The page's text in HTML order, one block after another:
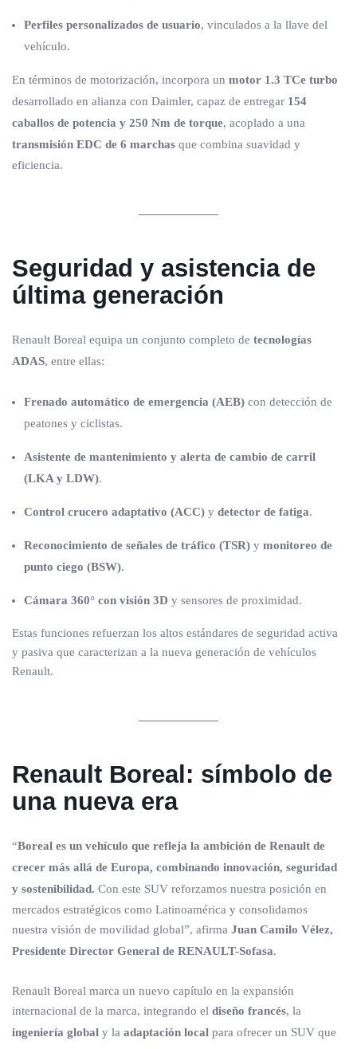
Perfiles personalizados de usuario, vinculados a la llave del
vehículo.
En términos de motorización, incorpora un motor 1.3 TCe turbo
desarrollado en alianza con Daimler, capaz de entregar 154
caballos de potencia y 250 Nm de torque, acoplado a una
transmisión EDC de 6 marchas que combina suavidad y
eficiencia.
Seguridad y asistencia de
última generación
Renault Boreal equipa un conjunto completo de tecnologías
ADAS, entre ellas:
Frenado automático de emergencia (AEB) con detección de
peatones y ciclistas.
Asistente de mantenimiento y alerta de cambio de carril
(LKA y LDW).
Control crucero adaptativo (ACC) y detector de fatiga.
Reconocimiento de señales de tráfico (TSR) y monitoreo de
punto ciego (BSW).
Cámara 360° con visión 3D y sensores de proximidad.
Estas funciones refuerzan los altos estándares de seguridad activa
y pasiva que caracterizan a la nueva generación de vehículos
Renault.
Renault Boreal: símbolo de
una nueva era
“Boreal es un vehículo que refleja la ambición de Renault de
crecer más allá de Europa, combinando innovación, seguridad
y sostenibilidad. Con este SUV reforzamos nuestra posición en
mercados estratégicos como Latinoamérica y consolidamos
nuestra visión de movilidad global”, afirma Juan Camilo Vélez,
Presidente Director General de RENAULT-Sofasa.
Renault Boreal marca un nuevo capítulo en la expansión
internacional de la marca, integrando el diseño francés, la
ingeniería global y la adaptación local para ofrecer un SUV que